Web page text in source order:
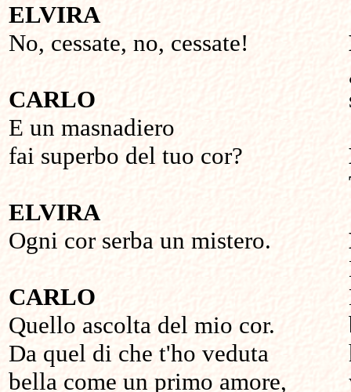
ELVIRA
No, cessate, no, cessate!
CARLO
E un masnadiero
fai superbo del tuo cor?
ELVIRA
Ogni cor serba un mistero.
CARLO
Quello ascolta del mio cor.
Da quel di che t'ho veduta
bella come un primo amore,